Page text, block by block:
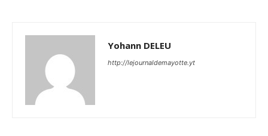
Yohann DELEU
http://lejournaldemayotte.yt